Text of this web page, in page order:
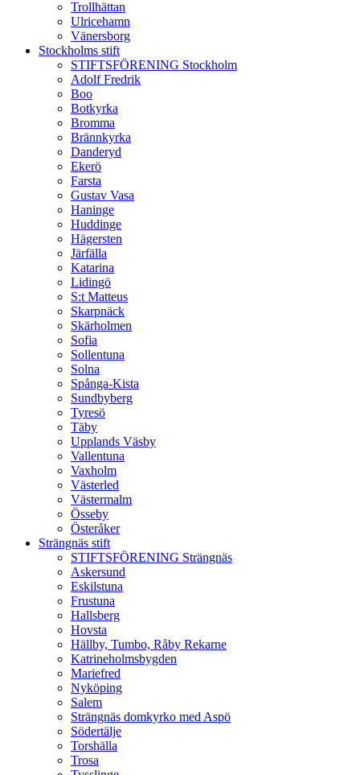
Trollhättan
Ulricehamn
Vänersborg
Stockholms stift
STIFTSFÖRENING Stockholm
Adolf Fredrik
Boo
Botkyrka
Bromma
Brännkyrka
Danderyd
Ekerö
Farsta
Gustav Vasa
Haninge
Huddinge
Hägersten
Järfälla
Katarina
Lidingö
S:t Matteus
Skarpnäck
Skärholmen
Sofia
Sollentuna
Solna
Spånga-Kista
Sundbyberg
Tyresö
Täby
Upplands Väsby
Vallentuna
Vaxholm
Västerled
Västermalm
Össeby
Österåker
Strängnäs stift
STIFTSFÖRENING Strängnäs
Askersund
Eskilstuna
Frustuna
Hallsberg
Hovsta
Hällby, Tumbo, Råby Rekarne
Katrineholmsbygden
Mariefred
Nyköping
Salem
Strängnäs domkyrko med Aspö
Södertälje
Torshälla
Trosa